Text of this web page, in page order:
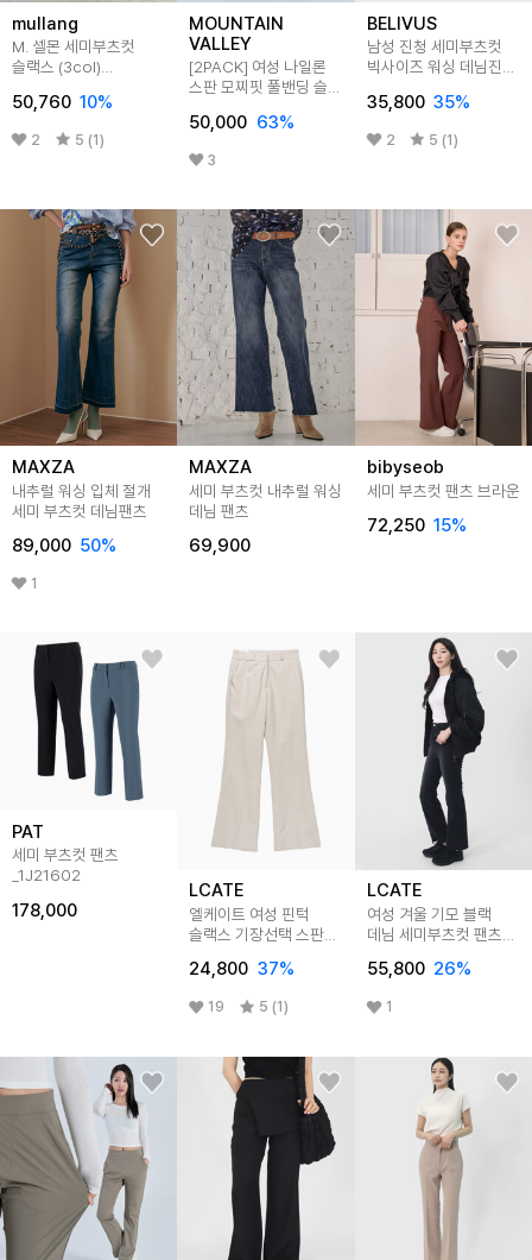
mullang
M. 셀몬 세미부츠컷
슬랙스 (3col)
50,760 10%
2 5 (1)
MOUNTAIN
VALLEY
[2PACK] 여성 나일론
스판 모찌핏 풀밴딩 슬림
MVP6144W
50,000 63%
3
BELIVUS
남성 진청 세미부츠컷
빅사이즈 워싱 데님진
35,800 35%
2 5 (1)
MAXZA
내추럴 워싱 입체 절개
세미 부츠컷 데님팬츠
89,000 50%
1
MAXZA
세미 부츠컷 내추럴 워싱
데님 팬츠
69,900
bibyseob
세미 부츠컷 팬츠 브라운
72,250 15%
PAT
세미 부츠컷 팬츠
_1J21602
178,000
LCATE
엘케이트 여성 핀턱
슬랙스 기장선택 스판
LABP003
24,800 37%
19 5 (1)
LCATE
여성 겨울 기모 블랙
데님 세미부츠컷 팬츠
55,800 26%
1